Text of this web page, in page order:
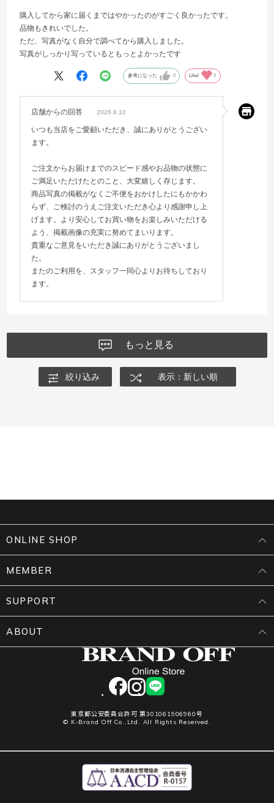
購入してから家に届くまではやかったのがすごく良かったです。
品物もきれいでした。
ただ、写真がなく自分で調べてから購入しました。
写真がしっかり写っているともっとよかったです
参考になった 0 Like! 0
店舗からの回答 2026.8.10
いつも当店をご愛顧いただき、誠にありがとうござい
ます。
ご注文からお届けまでのスピード感やお品物の状態に
ご満足いただけたとのこと、大変嬉しく存じます。
商品写真の掲載がなくご不便をおかけしたにもかかわ
らず、ご検討のうえご注文いただき心より感謝申し上
げます。より安心してお買い物をお楽しみいただける
よう、掲載画像の充実に努めてまいります。
貴重なご意見をいただき誠にありがとうございまし
た。
またのご利用を、スタッフ一同心よりお待ちしており
ます。
もっと見る
絞り込み 表示：新しい順
facebookinstagram
LINE
東京都公安委員会許可 第301061906960号
© K-Brand Off Co.,Ltd. All Rights Reserved.
ONLINE SHOP
MEMBER
SUPPORT
ABOUT